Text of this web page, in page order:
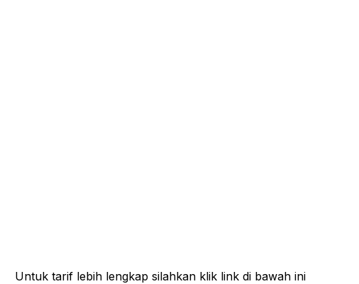
Untuk tarif lebih lengkap silahkan klik link di bawah ini